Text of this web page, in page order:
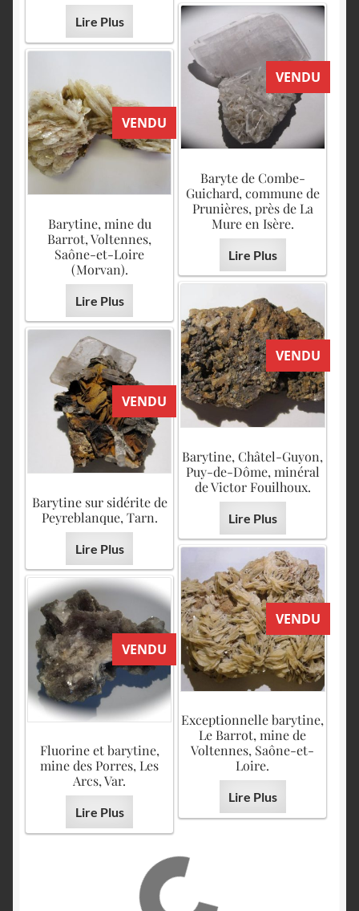
Lire Plus
VENDU
Baryte de Combe-
Guichard, commune de
Prunières, près de La
Mure en Isère.
Lire Plus
VENDU
Barytine, mine du
Barrot, Voltennes,
Saône-et-Loire
(Morvan).
Lire Plus
VENDU
Barytine, Châtel-Guyon,
Puy-de-Dôme, minéral
de Victor Fouilhoux.
Lire Plus
VENDU
Barytine sur sidérite de
Peyreblanque, Tarn.
Lire Plus
VENDU
Exceptionnelle barytine,
Le Barrot, mine de
Voltennes, Saône-et-
Loire.
Lire Plus
VENDU
Fluorine et barytine,
mine des Porres, Les
Arcs, Var.
Lire Plus